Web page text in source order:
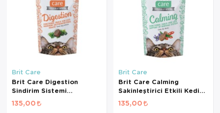
Brit Care
Brit Care Digestion
Sindirim Sistemi
Destekleyici Tahılsız Kedi
Ödül Maması 50gr
135,00
Brit Care
Brit Care Calming
Sakinleştirici Etkili Kedi
Ödül Maması 50gr
135,00